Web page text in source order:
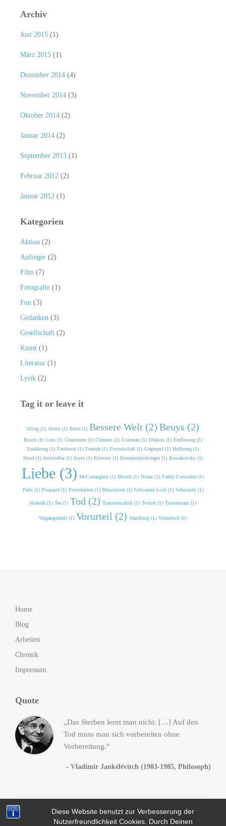
Diese Website benutzt zur Verbesserung der
Nutzerfreundlichkeit Cookies. Durch Deinen
Archiv
Juni 2015(1)
März 2015(1)
Dezember 2014(4)
November 2014(3)
Oktober 2014(2)
Januar 2014(2)
September 2013(1)
Februar 2012 (2)
Januar 2012 (1)
Kategorien
Aktion (2)
Aufreger(2)
Film (7)
Fotografie(1)
Fun (3)
Gedanken (3)
Gesellschaft(2)
Kunst(1)
Literatur(1)
Lyrik(2)
Tag it or leave it
Alltag (1) Altern (1) Batra (1) Bessere Welt (2) Beuys (2)
Bosch (1) Cave (1) Chauveron (1) Clément (1) Coleman (1) Diskurs (1) Endlösung (1)
Ernährung (1) Facebook (1) Fremde (1) Freundschaft (1) Gegenpol (1) Hoffnung (1)
Hund (1) Interstellar (1) Joyce (1) Konsum (1) Konzentrationslager (1) Kossakovsky (1)
Liebe (3) McConaughey (1) Munch (1) Nolan (1) Paddy Considine (1)
Paris (1) Poupaud (1) Provokation (1) Ressourcen (1) Schwarzes Loch (1) Sehnsucht (1)
Skandal (1) Tee (1) Tod (2) Transsexualität (1) Twitter (1) Tyrannosaur (1)
Vergangenheit (1) Vorurteil (2) Wandlung (1) Wurmloch (1)
Home
Blog
Arbeiten
Chronik
Impressum
Quote
„Das Sterben lernt man nicht. […] Auf den
Tod muss man sich vorbereiten ohne
Vorbereitung.“
- Vladimir Jankélévitch (1903-1985, Philosoph)
. All Rights Reserved, da Fuck!